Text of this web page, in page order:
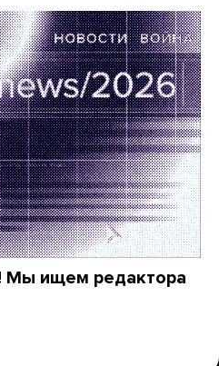
Мы ищем редактора